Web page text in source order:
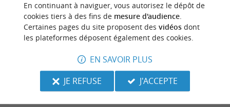
Journées européennes du patrimoine
19/09/2026 au 20/09/2026
Sorde-l'Abbaye
Patrimoine
En continuant à naviguer, vous autorisez le dépôt de
cookies tiers à des fins de mesure d'audience.
Certaines pages du site proposent des vidéosdont
les plateformes déposent également des cookies.
EN SAVOIR PLUS
JE REFUSE
J'ACCEPTE